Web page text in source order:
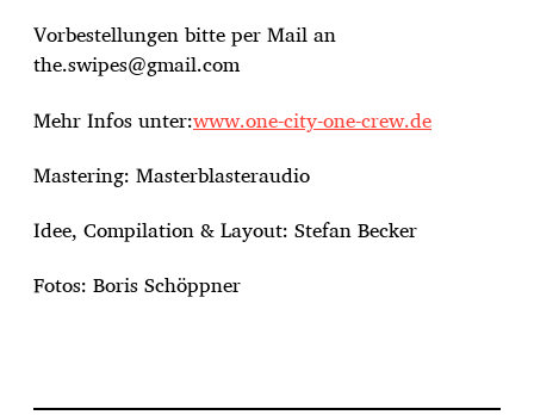
Vorbestellungen bitte per Mail an
the.swipes@gmail.com
Mehr Infos unter:www.one-city-one-crew.de
Mastering: Masterblasteraudio
Idee, Compilation & Layout: Stefan Becker
Fotos: Boris Schöppner